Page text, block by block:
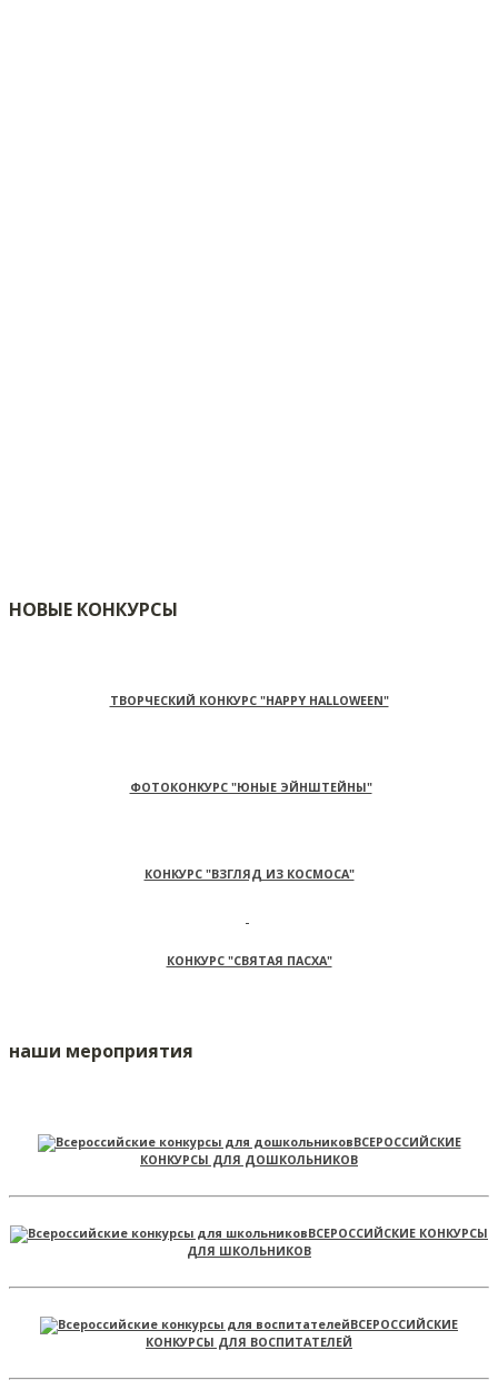
НОВЫЕ КОНКУРСЫ
ТВОРЧЕСКИЙ КОНКУРС "HAPPY HALLOWEEN"
ФОТОКОНКУРС "ЮНЫЕ ЭЙНШТЕЙНЫ"
КОНКУРС "ВЗГЛЯД ИЗ КОСМОСА"
КОНКУРС "СВЯТАЯ ПАСХА"
наши мероприятия
ВСЕРОССИЙСКИЕ
КОНКУРСЫ ДЛЯ ДОШКОЛЬНИКОВ
ВСЕРОССИЙСКИЕ КОНКУРСЫ
ДЛЯ ШКОЛЬНИКОВ
ВСЕРОССИЙСКИЕ
КОНКУРСЫ ДЛЯ ВОСПИТАТЕЛЕЙ